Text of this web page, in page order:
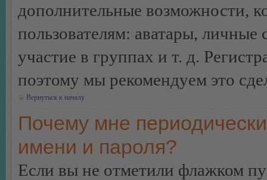
дополнительные возможности,
пользователям: аватары,
участие в группах и т. д.
поэтому мы рекомендуем это
Вернуться к началу
Почему мне
имени и пароля?
Если вы не отметили флажком